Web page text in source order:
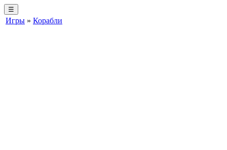
☰
Игры » Корабли